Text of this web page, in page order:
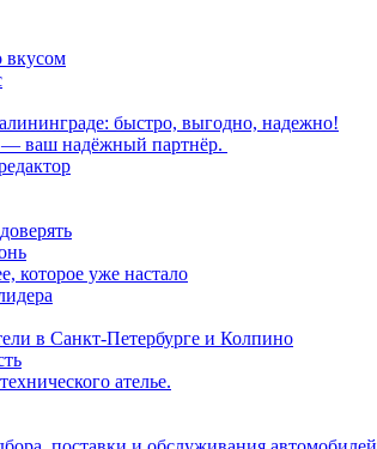
быстро, выгодно, надежно!
ваш надёжный партнёр.
которое уже настало
в Санкт-Петербурге и Колпино
ателье.